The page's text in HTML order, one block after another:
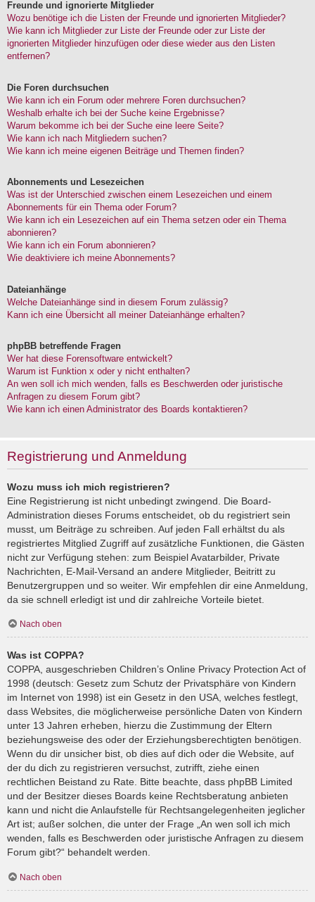
Freunde und ignorierte Mitglieder
Wozu benötige ich die Listen der Freunde und ignorierten Mitglieder?
Wie kann ich Mitglieder zur Liste der Freunde oder zur Liste der
ignorierten Mitglieder hinzufügen oder diese wieder aus den Listen
entfernen?
Die Foren durchsuchen
Wie kann ich ein Forum oder mehrere Foren durchsuchen?
Weshalb erhalte ich bei der Suche keine Ergebnisse?
Warum bekomme ich bei der Suche eine leere Seite?
Wie kann ich nach Mitgliedern suchen?
Wie kann ich meine eigenen Beiträge und Themen finden?
Abonnements und Lesezeichen
Was ist der Unterschied zwischen einem Lesezeichen und einem
Abonnements für ein Thema oder Forum?
Wie kann ich ein Lesezeichen auf ein Thema setzen oder ein Thema
abonnieren?
Wie kann ich ein Forum abonnieren?
Wie deaktiviere ich meine Abonnements?
Dateianhänge
Welche Dateianhänge sind in diesem Forum zulässig?
Kann ich eine Übersicht all meiner Dateianhänge erhalten?
phpBB betreffende Fragen
Wer hat diese Forensoftware entwickelt?
Warum ist Funktion x oder y nicht enthalten?
An wen soll ich mich wenden, falls es Beschwerden oder juristische
Anfragen zu diesem Forum gibt?
Wie kann ich einen Administrator des Boards kontaktieren?
Registrierung und Anmeldung
Wozu muss ich mich registrieren?
Eine Registrierung ist nicht unbedingt zwingend. Die Board-
Administration dieses Forums entscheidet, ob du registriert sein
musst, um Beiträge zu schreiben. Auf jeden Fall erhältst du als
registriertes Mitglied Zugriff auf zusätzliche Funktionen, die Gästen
nicht zur Verfügung stehen: zum Beispiel Avatarbilder, Private
Nachrichten, E-Mail-Versand an andere Mitglieder, Beitritt zu
Benutzergruppen und so weiter. Wir empfehlen dir eine Anmeldung,
da sie schnell erledigt ist und dir zahlreiche Vorteile bietet.
Nach oben
Was ist COPPA?
COPPA, ausgeschrieben Children’s Online Privacy Protection Act of
1998 (deutsch: Gesetz zum Schutz der Privatsphäre von Kindern
im Internet von 1998) ist ein Gesetz in den USA, welches festlegt,
dass Websites, die möglicherweise persönliche Daten von Kindern
unter 13 Jahren erheben, hierzu die Zustimmung der Eltern
beziehungsweise des oder der Erziehungsberechtigten benötigen.
Wenn du dir unsicher bist, ob dies auf dich oder die Website, auf
der du dich zu registrieren versuchst, zutrifft, ziehe einen
rechtlichen Beistand zu Rate. Bitte beachte, dass phpBB Limited
und der Besitzer dieses Boards keine Rechtsberatung anbieten
kann und nicht die Anlaufstelle für Rechtsangelegenheiten jeglicher
Art ist; außer solchen, die unter der Frage „An wen soll ich mich
wenden, falls es Beschwerden oder juristische Anfragen zu diesem
Forum gibt?“ behandelt werden.
Nach oben